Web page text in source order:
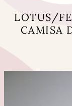
LOTUS/
CAMISA